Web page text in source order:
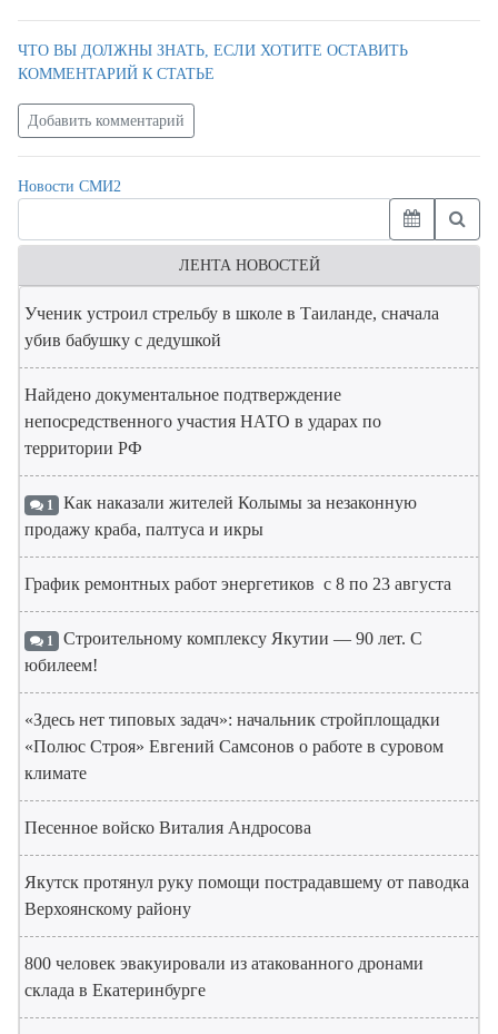
ЧТО ВЫ ДОЛЖНЫ ЗНАТЬ, ЕСЛИ ХОТИТЕ ОСТАВИТЬ
КОММЕНТАРИЙ К СТАТЬЕ
Добавить комментарий
Новости СМИ2
ЛЕНТА НОВОСТЕЙ
Ученик устроил стрельбу в школе в Таиланде, сначала
убив бабушку с дедушкой
Найдено документальное подтверждение
непосредственного участия НАТО в ударах по
территории РФ
1 Как наказали жителей Колымы за незаконную
продажу краба, палтуса и икры
График ремонтных работ энергетиков с 8 по 23 августа
1 Строительному комплексу Якутии — 90 лет. С
юбилеем!
«Здесь нет типовых задач»: начальник стройплощадки
«Полюс Строя» Евгений Самсонов о работе в суровом
климате
Песенное войско Виталия Андросова
Якутск протянул руку помощи пострадавшему от паводка
Верхоянскому району
800 человек эвакуировали из атакованного дронами
склада в Екатеринбурге